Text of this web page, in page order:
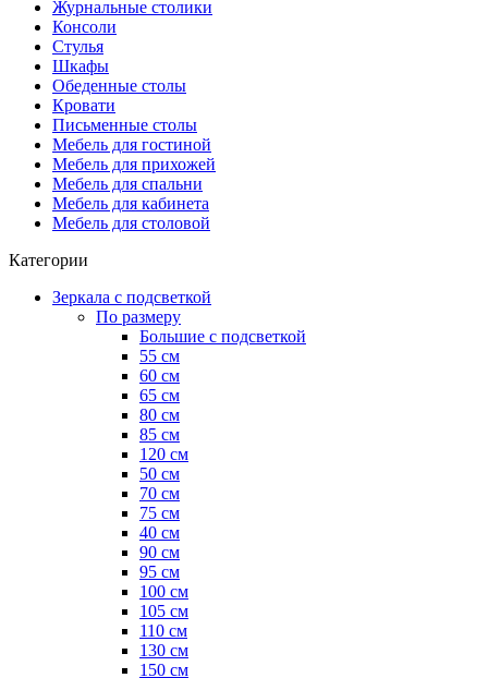
Журнальные столики
Консоли
Стулья
Шкафы
Обеденные столы
Кровати
Письменные столы
Мебель для гостиной
Мебель для прихожей
Мебель для спальни
Мебель для кабинета
Мебель для столовой
Категории
Зеркала с подсветкой
По размеру
Большие с подсветкой
55 см
60 см
65 см
80 см
85 см
120 см
50 см
70 см
75 см
40 см
90 см
95 см
100 см
105 см
110 см
130 см
150 см